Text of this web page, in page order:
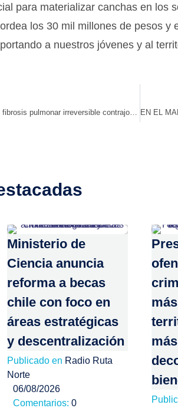
para materializar canchas en los
los 30 mil millones de pesos
a nuestros jóvenes y al
Contra todo pronóstico: Paciente con fibrosis pulmonar irreversible contrajo matrimonio en el Hospital de Coquimbo
Ministerio de
Ciencia anuncia
reforma a becas
chile con foco en
áreas estratégicas
y descentralización
Publicado en Radio Ruta
Norte
06/08/2026
Comentarios: 0